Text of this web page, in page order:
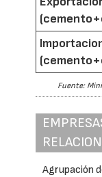
Fuente:
Agrupación